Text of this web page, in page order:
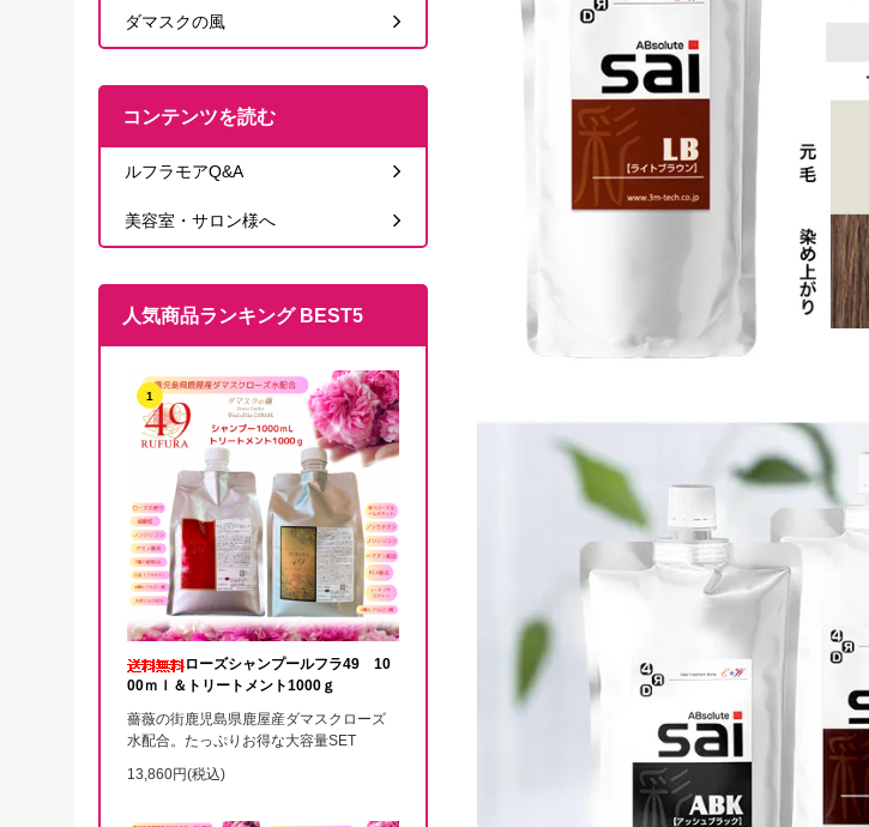
ダマスクの風
コンテンツを読む
ルフラモアQ&A
美容室・サロン様へ
人気商品ランキング BEST5
1
ローズシャンプールフラ49 10
00ｍｌ＆トリートメント1000ｇ
薔薇の街鹿児島県鹿屋産ダマスクローズ
水配合。たっぷりお得な大容量SET
13,860円(税込)